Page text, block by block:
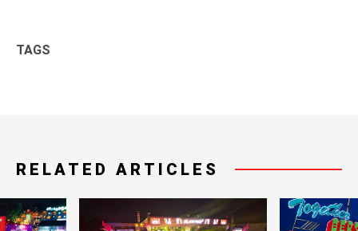
TAGS
RELATED ARTICLES